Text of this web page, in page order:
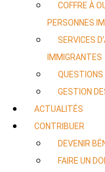
COFFRE À
PERSONNES
SERVICES
IMMIGRANTES
QUESTIONS
GESTION
ACTUALITÉS
CONTRIBUER
DEVENIR
FAIRE UN